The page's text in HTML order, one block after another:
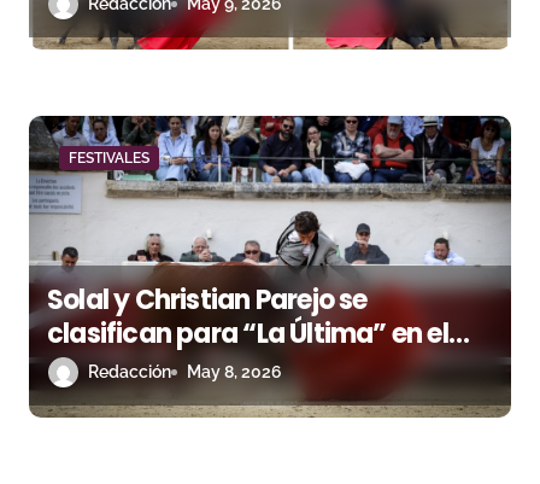
de Eusebio Naranjo
FESTIVALES
Solal y Christian Parejo se
clasifican para “La Última” en el
primer festival de la Feria Off de
Béziers
Redacción May 8, 2026